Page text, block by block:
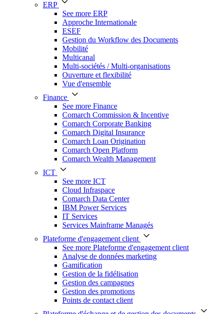
ERP
See more ERP
Approche Internationale
ESEF
Gestion du Workflow des Documents
Mobilité
Multicanal
Multi-sociétés / Multi-organisations
Ouverture et flexibilité
Vue d'ensemble
Finance
See more Finance
Comarch Commission & Incentive
Comarch Corporate Banking
Comarch Digital Insurance
Comarch Loan Origination
Comarch Open Platform
Comarch Wealth Management
ICT
See more ICT
Cloud Infraspace
Comarch Data Center
IBM Power Services
IT Services
Services Mainframe Managés
Plateforme d'engagement client
See more Plateforme d'engagement client
Analyse de données marketing
Gamification
Gestion de la fidélisation
Gestion des campagnes
Gestion des promotions
Points de contact client